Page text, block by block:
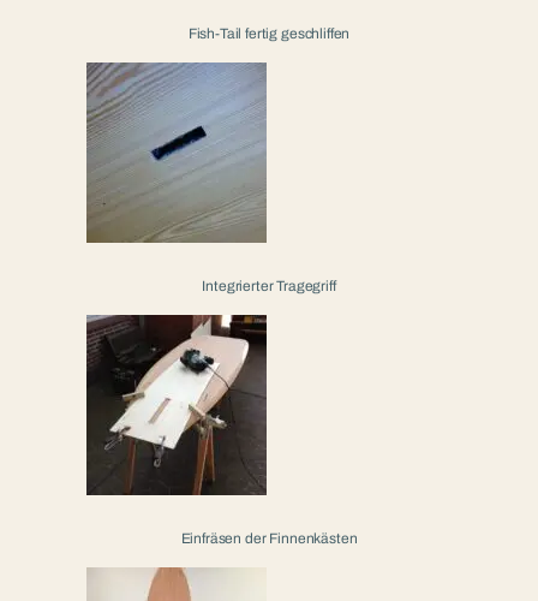
Fish-Tail fertig geschliffen
Integrierter Tragegriff
Einfräsen der Finnenkästen